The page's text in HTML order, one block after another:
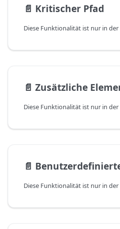
📄️ Kritischer Pfad
Diese Funktionalität ist nur in
📄️ Zusätzliche
Diese Funktionalität ist nur in
📄️ Benutzerdefinierte
Diese Funktionalität ist nur in